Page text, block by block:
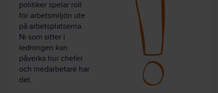
politiker spelar roll
för arbetsmiljön ute
på arbetsplatserna.
Ni som sitter i
ledningen kan
påverka hur chefer
och medarbetare har
det.